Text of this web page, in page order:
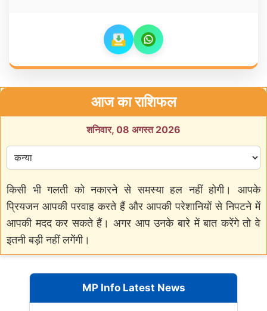
आज का राशिफल
शनिवार, 08 अगस्त 2026
किसी भी गलती को नकारने से समस्या हल नहीं होगी। आपके
प्रियजन आपकी परवाह करते हैं और आपकी परेशानियों से निपटने में
आपकी मदद कर सकते हैं। अगर आप उनके बारे में बात करेंगे तो वे
इतनी बड़ी नहीं लगेंगी।
MP Info Latest News